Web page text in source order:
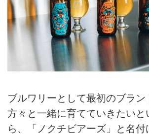
ブルワリーとして最初のブラン
方々と一緒に育てていきたいと
ら、「ノクチビアーズ」と名付